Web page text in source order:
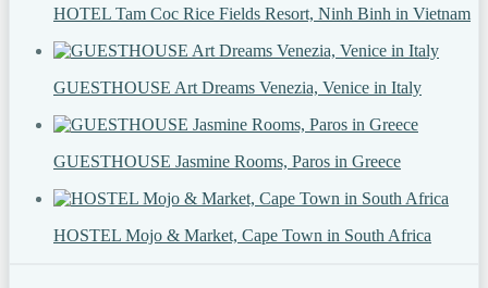
HOTEL Tam Coc Rice Fields Resort, Ninh Binh in Vietnam
GUESTHOUSE Art Dreams Venezia, Venice in Italy
GUESTHOUSE Jasmine Rooms, Paros in Greece
HOSTEL Mojo & Market, Cape Town in South Africa